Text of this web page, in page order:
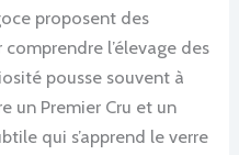
proposent des
l’élevage des
pousse souvent à
un Premier Cru et un
qui s’apprend le verre